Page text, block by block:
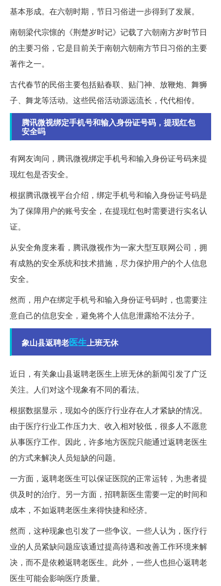
基本形成。在六朝时期，节日习俗进一步得到了发展。
南朝梁代宗懔的《荆楚岁时记》记载了六朝南方岁时节日
的主要习俗，它是目前关于南朝六朝南方节日习俗的主要
著作之一。
古代春节的民俗主要包括贴春联、贴门神、放鞭炮、舞狮
子、舞龙等活动。这些民俗活动源远流长，代代相传。
腾讯微视绑定手机号和输入身份证号码，提现红包
安全吗
有网友询问，腾讯微视绑定手机号和输入身份证号码来提
现红包是否安全。
根据腾讯微视平台介绍，绑定手机号和输入身份证号码是
为了保障用户的账号安全，在提现红包时需要进行实名认
证。
从安全角度来看，腾讯微视作为一家大型互联网公司，拥
有成熟的安全系统和技术措施，尽力保护用户的个人信息
安全。
然而，用户在绑定手机号和输入身份证号码时，也需要注
意自己的信息安全，避免将个人信息泄露给不法分子。
象山县返聘老医生上班无休
近日，有关象山县返聘老医生上班无休的新闻引发了广泛
关注。人们对这个现象有不同的看法。
根据数据显示，现如今的医疗行业存在人才紧缺的情况。
由于医疗行业工作压力大、收入相对较低，很多人不愿意
从事医疗工作。因此，许多地方医院只能通过返聘老医生
的方式来解决人员短缺的问题。
一方面，返聘老医生可以保证医院的正常运转，为患者提
供及时的治疗。另一方面，招聘新医生需要一定的时间和
成本，不如返聘老医生来得快捷和经济。
然而，这种现象也引发了一些争议。一些人认为，医疗行
业的人员紧缺问题应该通过提高待遇和改善工作环境来解
决，而不是依赖返聘老医生。此外，一些人也担心返聘老
医生可能会影响医疗质量。